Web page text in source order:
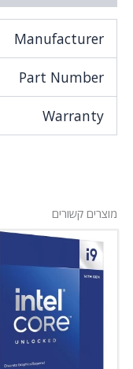
Manufacturer
Part Number
Warranty
מוצרים קשורים